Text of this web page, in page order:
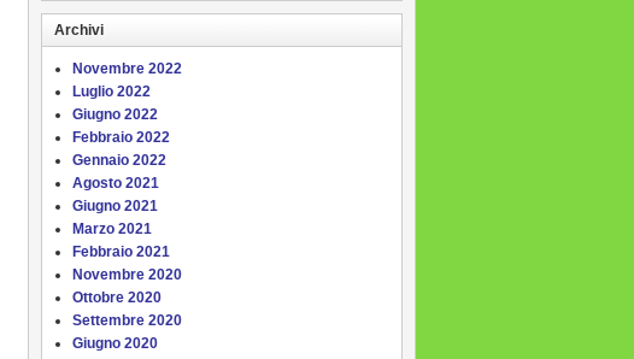
Archivi
Novembre 2022
Luglio 2022
Giugno 2022
Febbraio 2022
Gennaio 2022
Agosto 2021
Giugno 2021
Marzo 2021
Febbraio 2021
Novembre 2020
Ottobre 2020
Settembre 2020
Giugno 2020